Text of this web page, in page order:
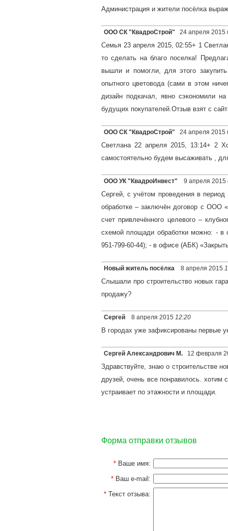
Администрация и жители посёлка
ООО СК "КвадроСтрой" 24 апреля 2015
Семья 23 апреля 2015, 02:55+ 1
то сделать на благо поселка!
вышли и помогли, для этого
опытного цветовода (сами в этом
дизайн подкачал, явно сэкономили
будущих покупателей.Отзыв взят с
ООО СК "КвадроСтрой" 24 апреля 2015
Светлана 22 апреля 2015, 13:14+ 2
самостоятельно будем высаживать ,
ООО УК "КвадроИнвест" 9 апреля 2015
Сергей, с учётом проведения в
обработке – заключён договор с ООО
счет привлечённого целевого –
схемой площади обработки можно: -
951-799-60-44); - в офисе (АБК)
Новый житель посёлка 8 апреля 2015
Слышали про строительство новых
продажу?
Сергей 8 апреля 2015 12:20
В городах уже зафиксированы первые
Сергей Александрович М. 12 февраля
Здравствуйте, знаю о строительстве
друзей, очень все понравилось. хотим
устраивает по этажности и площади.
Форма отправки отзывов
* Ваше имя:
* Ваш e-mail:
* Текст отзыва: